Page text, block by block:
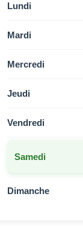
Lundi
Mardi
Mercredi
Jeudi
Vendredi
Samedi
Dimanche